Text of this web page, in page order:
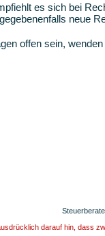
es sich bei
neue
offen sein,
darauf hin, dass